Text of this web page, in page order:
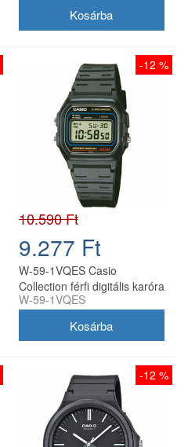
-12 %
10.590 Ft
9.277 Ft
W-59-1VQES Casio
Collection férfi digitális karóra
W-59-1VQES
-12 %